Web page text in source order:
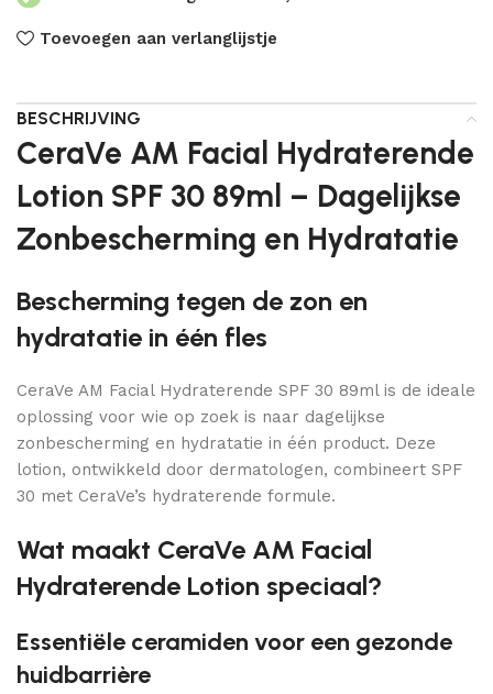
Toevoegen aan verlanglijstje
BESCHRIJVING
CeraVe AM Facial Hydraterende
Lotion SPF 30 89ml – Dagelijkse
Zonbescherming en Hydratatie
Bescherming tegen de zon en
hydratatie in één fles
CeraVe AM Facial Hydraterende SPF 30 89ml is de ideale
oplossing voor wie op zoek is naar dagelijkse
zonbescherming en hydratatie in één product. Deze
lotion, ontwikkeld door dermatologen, combineert SPF
30 met CeraVe’s hydraterende formule.
Wat maakt CeraVe AM Facial
Hydraterende Lotion speciaal?
Essentiële ceramiden voor een gezonde
huidbarrière